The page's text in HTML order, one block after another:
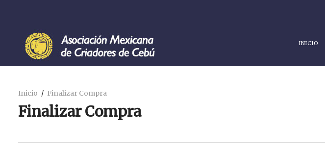
INICIO
Inicio Finalizar Compra
Finalizar Compra